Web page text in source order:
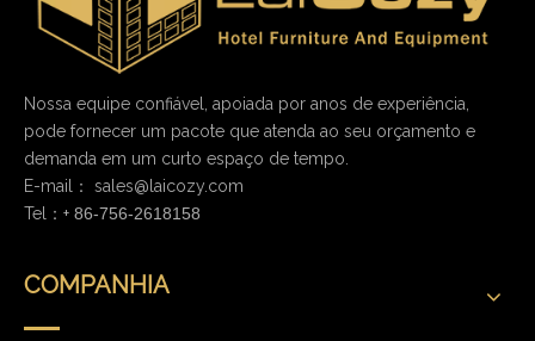
Nossa equipe confiável, apoiada por anos de experiência,
pode fornecer um pacote que atenda ao seu orçamento e
demanda em um curto espaço de tempo.
E-mail： sales@laicozy.com
Tel：+ 86-756-2618158
COMPANHIA